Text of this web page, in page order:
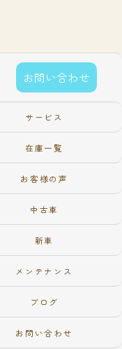
お問い合わせ
サービス
在庫一覧
お客様の声
中古車
新車
メンテナンス
ブログ
お問い合わせ